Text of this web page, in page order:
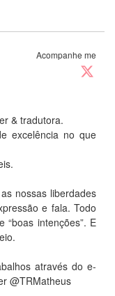
Acompanhe me
& tradutora.
excelência no que
nossas liberdades
e fala. Todo
“boas intenções”. E
através do e-
@TRMatheus